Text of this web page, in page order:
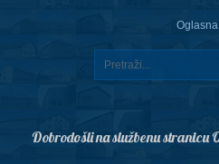
Dobrodošli na službenu stranicu